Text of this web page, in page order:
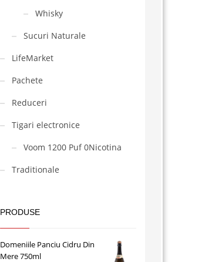
Whisky
Sucuri Naturale
LifeMarket
Pachete
Reduceri
Tigari electronice
Voom 1200 Puf 0Nicotina
Traditionale
PRODUSE
Domeniile Panciu Cidru Din
Mere 750ml